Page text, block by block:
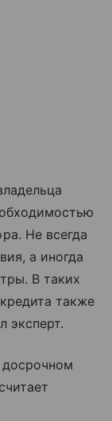
Не всегда
а иногда
В таких
также
эксперт.
досрочном